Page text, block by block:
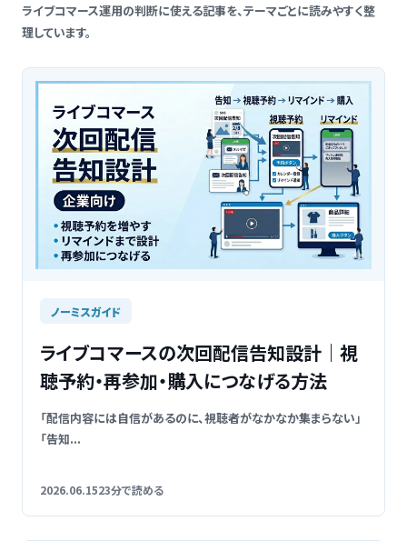
ライブコマース運用の判断に使える記事を、テーマごとに読みやすく整
理しています。
ノーミスガイド
ライブコマースの次回配信告知設計｜視
聴予約・再参加・購入につなげる方法
「配信内容には自信があるのに、視聴者がなかなか集まらない」
「告知...
2026.06.1523分で読める